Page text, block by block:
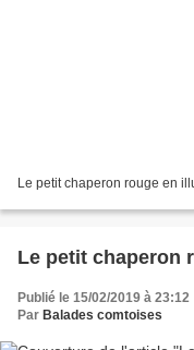
Le petit chaperon rouge en
Le petit chaperon
Publié le 15/02/2019 à 23:12
Par Balades comtoises